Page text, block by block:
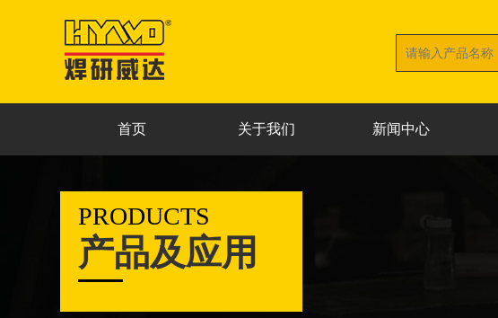
首页 关于我们 新闻中心
PRODUCTS
产品及应用